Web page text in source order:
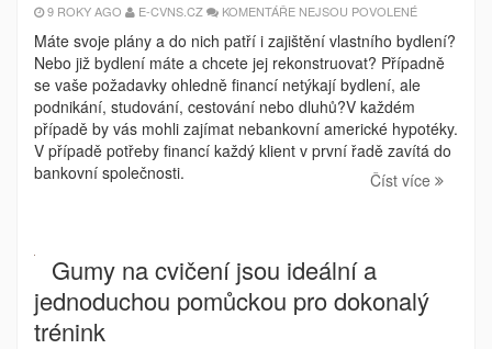
9 ROKY AGO E-CVNS.CZ KOMENTÁŘE NEJSOU POVOLENÉU
S
NÁZVEM
NEBANKOVNÍ
HYPOTÉKY
SPÁNEK
Máte svoje plány a do nich patří i zajištění vlastního bydlení?
Nebo již bydlení máte a chcete jej rekonstruovat? Případně
se vaše požadavky ohledně financí netýkají bydlení, ale
podnikání, studování, cestování nebo dluhů?V každém
případě by vás mohli zajímat nebankovní americké hypotéky.
V případě potřeby financí každý klient v první řadě zavítá do
bankovní společnosti.
Číst více
Gumy na cvičení jsou ideální a
jednoduchou pomůckou pro dokonalý
trénink